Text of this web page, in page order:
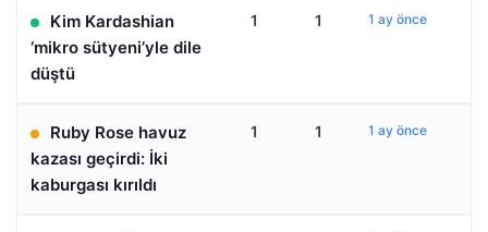
Kim Kardashian
‘mikro sütyeni’yle dile
düştü
1 1 1 ay önce
Ruby Rose havuz
kazası geçirdi: İki
kaburgası kırıldı
1 1 1 ay önce